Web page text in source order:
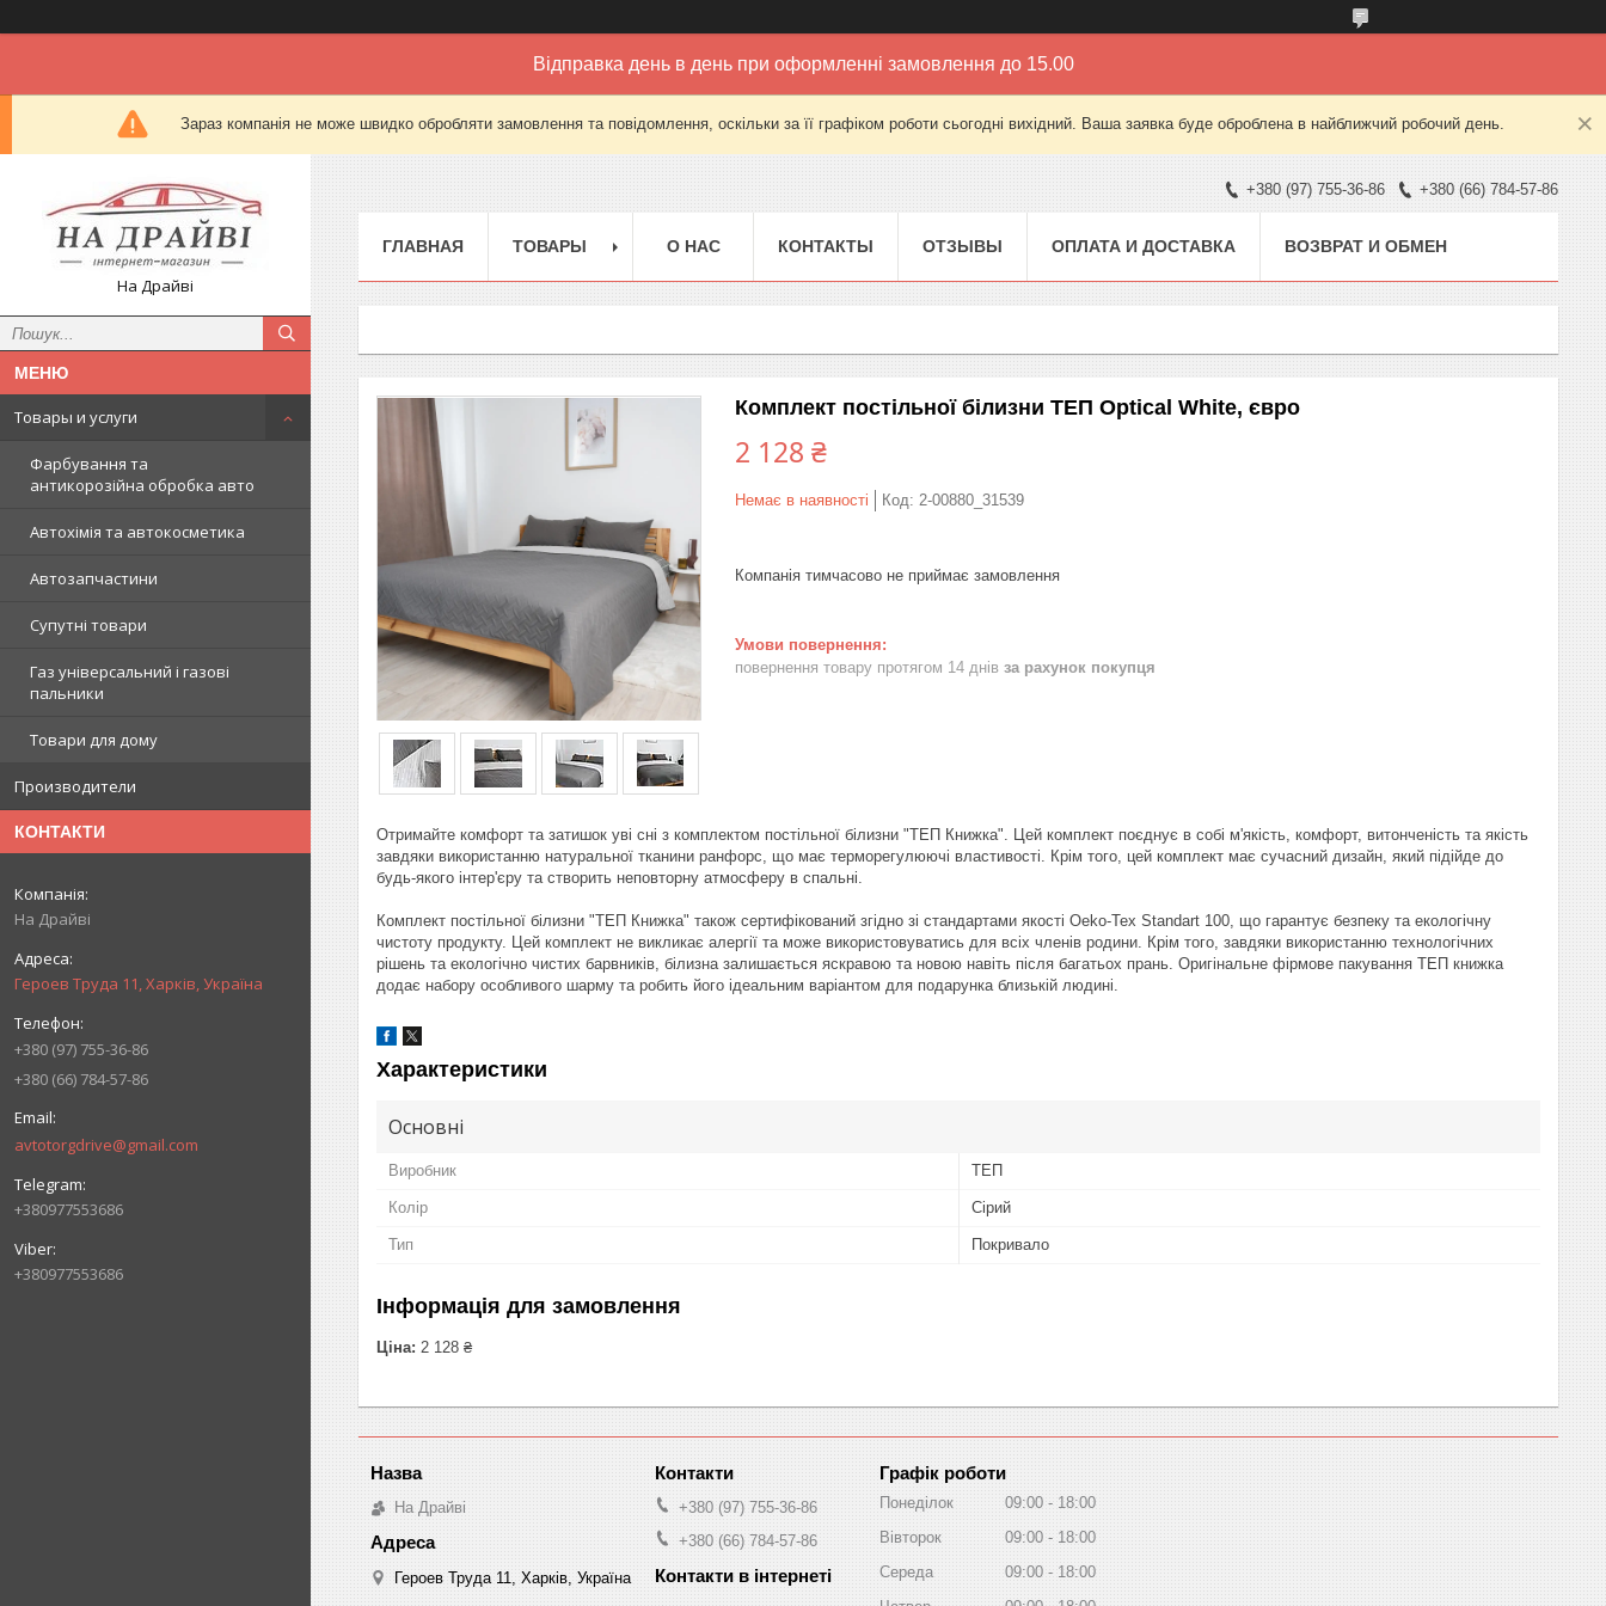
Відправка день в день при оформленні замовлення до 15.00
Зараз компанія не може швидко обробляти замовлення та повідомлення, оскільки за її графіком роботи сьогодні вихідний. Ваша заявка буде оброблена в найближчий робочий день.
На Драйві
Товары и услуги
Фарбування та
антикорозійна обробка авто
Автохімія та автокосметика
Автозапчастини
Супутні товари
Газ універсальний і газові
пальники
Товари для дому
Производители
КОНТАКТИ
На Драйві
Героев Труда 11, Харків, Україна
+380 (97) 755-36-86
+380 (66) 784-57-86
avtotorgdrive@gmail.com
+380977553686
+380977553686
+380 (97) 755-36-86 +380 (66) 784-57-86
ГЛАВНАЯ ТОВАРЫ О НАС КОНТАКТЫ ОТЗЫВЫ ОПЛАТА И ДОСТАВКА ВОЗВРАТ И ОБМЕН
Комплект постільної білизни ТЕП Optical White, євро
2 128 ₴
Немає в наявності Код: 2-00880_31539
Компанія тимчасово не приймає замовлення
повернення товару протягом 14 днів за рахунок покупця
Отримайте комфорт та затишок уві сні з комплектом постільної білизни "ТЕП Книжка". Цей комплект поєднує в собі м'якість, комфорт, витонченість та якість
завдяки використанню натуральної тканини ранфорс, що має терморегулюючі властивості. Крім того, цей комплект має сучасний дизайн, який підійде до
будь-якого інтер'єру та створить неповторну атмосферу в спальні.
Комплект постільної білизни "ТЕП Книжка" також сертифікований згідно зі стандартами якості Oeko-Tex Standart 100, що гарантує безпеку та екологічну
чистоту продукту. Цей комплект не викликає алергії та може використовуватись для всіх членів родини. Крім того, завдяки використанню технологічних
рішень та екологічно чистих барвників, білизна залишається яскравою та новою навіть після багатьох прань. Оригінальне фірмове пакування ТЕП книжка
додає набору особливого шарму та робить його ідеальним варіантом для подарунка близькій людині.
Характеристики
Основні
Виробник ТЕП
Колір Сірий
Тип Покривало
Інформація для замовлення
Ціна: 2 128 ₴
На Драйві
Героев Труда 11, Харків, Україна
+380 (97) 755-36-86
+380 (66) 784-57-86
Графік роботи
Понеділок 09:00
18:00
Вівторок
09:00
18:00
Середа
09:00
18:00